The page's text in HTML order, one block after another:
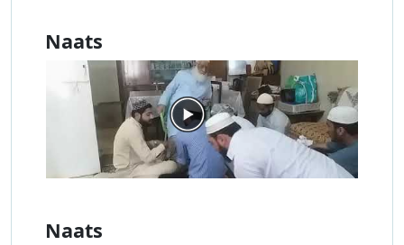
Naats
Naats